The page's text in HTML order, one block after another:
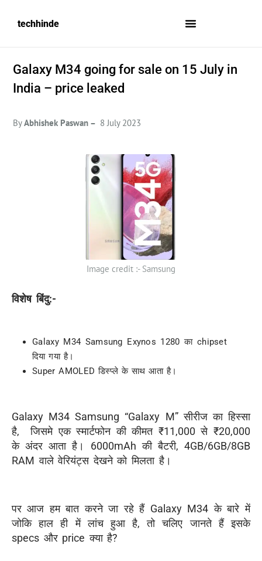
techhinde
Galaxy M34 going for sale on 15 July in
India – price leaked
ByAbhishek Paswan – 8 July 2023
Image credit :- Samsung
विशेष बिंदु:-
Galaxy M34 Samsung Exynos 1280 का chipset
दिया गया है।
Super AMOLED डिस्प्ले के साथ आता है।
Galaxy M34 Samsung “Galaxy M” सीरीज का हिस्सा
है, जिसमे एक स्मार्टफोन की कीमत ₹11,000 से ₹20,000
के अंदर आता है। 6000mAh की बैटरी, 4GB/6GB/8GB
RAM वाले वेरियंट्स देखने को मिलता है।
पर आज हम बात करने जा रहे हैं Galaxy M34 के बारे में
जोकि हाल ही में लांच हुआ है, तो चलिए जानते हैं इसके
specs और price क्या है?